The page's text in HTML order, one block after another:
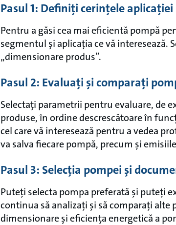
Pasul 1: Definiți cerințele aplicației
Pentru a găsi cea mai eficientă pompă
segmentul și aplicația ce vă interesează.
„dimensionare produs”.
Pasul 2: Evaluați și comparați
Selectați parametrii pentru evaluare, de
produse, în ordine descrescătoare în
cel care vă interesează pentru a vedea
va salva fiecare pompă, precum și emisiile
Pasul 3: Selecția pompei și
Puteți selecta pompa preferată și puteți
continua să analizați și să comparați
dimensionare și eficiența energetică a